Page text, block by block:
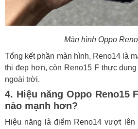
Màn hình Oppo
Tổng kết phần màn hình, Reno14 là
thị đẹp hơn, còn Reno15 F thực
ngoài trời.
4. Hiệu năng Oppo Reno15
nào mạnh hơn?
Hiệu năng là điểm Reno14 vượt